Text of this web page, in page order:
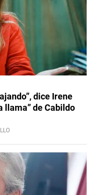
dice Irene
llama” de Cabildo